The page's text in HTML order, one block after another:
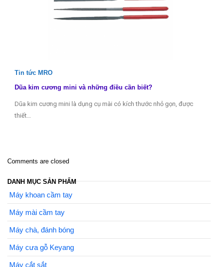
Tin tức MRO
Dũa kim cương mini và những điều cần biết?
Dũa kim cương mini là dụng cụ mài có kích thước nhỏ gọn, được
thiết…
Comments are closed
DANH MỤC SẢN PHẨM
Máy khoan cầm tay
Máy mài cầm tay
Máy chà, đánh bóng
Máy cưa gỗ Keyang
Máy cắt sắt